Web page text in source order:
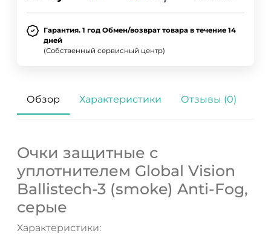
Гарантия. 1 год Обмен/возврат товара в течение 14
дней
(Собственный сервисный центр)
Обзор Характеристики Отзывы (0)
Очки защитные с
уплотнителем Global Vision
Ballistech-3 (smoke) Anti-Fog,
серые
Характеристики:
ДА